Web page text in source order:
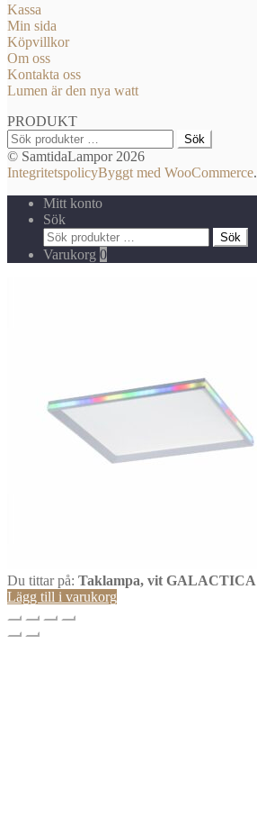
Kassa
Min sida
Köpvillkor
Om oss
Kontakta oss
Lumen är den nya watt
PRODUKT
Sök
efter:
Sök
© SamtidaLampor 2026
IntegritetspolicyByggt med WooCommerce.
Mitt konto
Sök
Sök
efter:
Sök
Varukorg 0
Du tittar på: Taklampa, vit GALACTICA
Lägg till i varukorg